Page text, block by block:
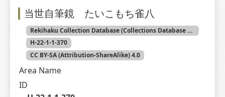
当世自筆鏡 たいこもち雀八
Rekihaku Collection Database (Collections Database of the National Museum of Japanese History)
H-22-1-1-370
CC BY-SA (Attribution-ShareAlike) 4.0
Area Name
ID